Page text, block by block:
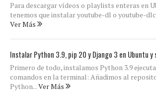
Para descargar vídeos o playlists enteras en
tenemos que instalar youtube-dl o youtube-
Ver Más
Instalar Python 3.9, pip 20 y Django 3 en Ubuntu y
Primero de todo, instalamos Python 3.9
comandos en la terminal: Añadimos al
Python...Ver Más